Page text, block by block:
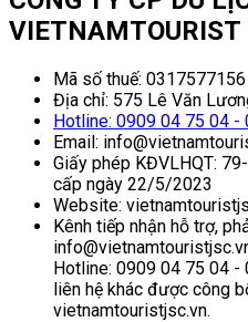
VIETNAMTOURIST
Mã số thuế:
Địa chỉ: 575 Lê Văn
Hotline: 0909 04 75 04 -
Email:
Giấy phép KĐVLHQT:
cấp ngày 22/5/2023
Website:
Kênh tiếp nhận hỗ trợ,
Hotline: 0909 04 75 04 -
liên hệ khác được công
vietnamtouristjsc.vn.